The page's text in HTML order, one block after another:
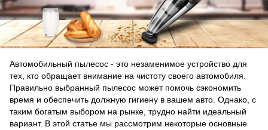
Автомобильный пылесос - это незаменимое устройство для
тех, кто обращает внимание на чистоту своего автомобиля.
Правильно выбранный пылесос может помочь сэкономить
время и обеспечить должную гигиену в вашем авто. Однако, с
таким богатым выбором на рынке, трудно найти идеальный
вариант. В этой статье мы рассмотрим некоторые основные